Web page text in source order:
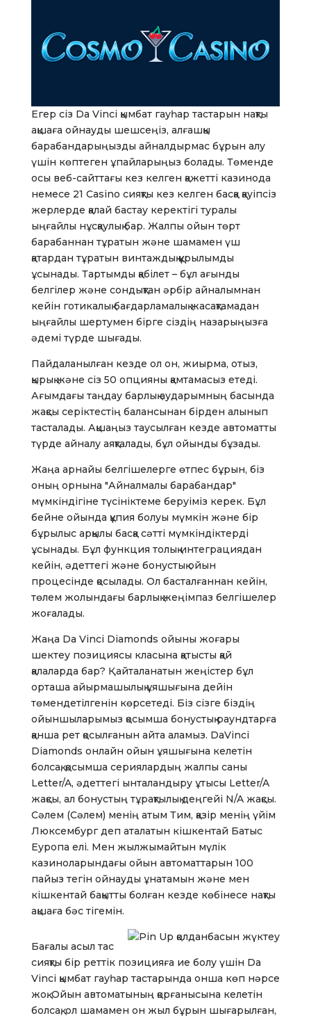
Егер сіз Da Vinci қымбат гауһар тастарын нақты
ақшаға ойнауды шешсеңіз, алғашқы
барабандарыңызды айналдырмас бұрын алу
үшін көптеген ұпайларыңыз болады. Төменде
осы веб-сайттағы кез келген қажетті казинода
немесе 21 Casino сияқты кез келген басқа қауіпсіз
жерлерде қалай бастау керектігі туралы
ыңғайлы нұсқаулық бар. Жалпы ойын төрт
барабаннан тұратын және шамамен үш
қатардан тұратын винтаждық құрылымды
ұсынады. Тартымды қабілет – бұл ағынды
белгілер және сондықтан әрбір айналымнан
кейін готикалық бағдарламалық жасақтамадан
ыңғайлы шертумен бірге сіздің назарыңызға
әдемі түрде шығады.
Пайдаланылған кезде ол он, жиырма, отыз,
қырық және сіз 50 опцияны қамтамасыз етеді.
Ағымдағы таңдау барлық аударымның басында
жақсы серіктестің балансынан бірден алынып
тасталады. Ақшаңыз таусылған кезде автоматты
түрде айналу аяқталады, бұл ойынды бұзады.
Жаңа арнайы белгішелерге өтпес бұрын, біз
оның орнына "Айналмалы барабандар"
мүмкіндігіне түсініктеме беруіміз керек. Бұл
бейне ойында құпия болуы мүмкін және бір
бұрылыс арқылы басқа сәтті мүмкіндіктерді
ұсынады. Бұл функция толық интеграциядан
кейін, әдеттегі және бонустық ойын
процесінде қосылады. Ол басталғаннан кейін,
төлем жолындағы барлық жеңімпаз белгішелер
жоғалады.
Жаңа Da Vinci Diamonds ойыны жоғары
шектеу позициясы класына қатысты қай
қалаларда бар? Қайталанатын жеңістер бұл
орташа айырмашылық ұяшығына дейін
төмендетілгенін көрсетеді. Біз сізге біздің
ойыншыларымыз қосымша бонустық раундтарға
қанша рет қосылғанын айта аламыз. DaVinci
Diamonds онлайн ойын ұяшығына келетін
болсақ, қосымша сериялардың жалпы саны
Letter/A, әдеттегі ынталандыру ұтысы Letter/A
жақсы, ал бонустың тұрақтылық деңгейі N/A жақсы.
Сәлем (Сәлем) менің атым Тим, қазір менің үйім
Люксембург деп аталатын кішкентай Батыс
Еуропа елі. Мен жылжымайтын мүлік
казиноларындағы ойын автоматтарын 100
пайыз тегін ойнауды ұнатамын және мен
кішкентай бақытты болған кезде көбінесе нақты
ақшаға бәс тігемін.
Бағалы асыл тас
сияқты бір реттік позицияға ие болу үшін Da
Vinci қымбат гауһар тастарында онша көп нәрсе
жоқ. Ойын автоматының қорғанысына келетін
болсақ, ол шамамен он жыл бұрын шығарылған,